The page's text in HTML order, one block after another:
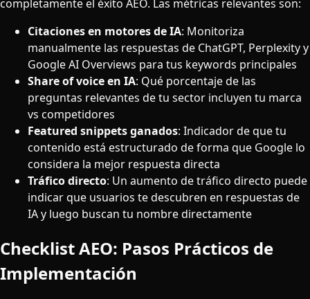
completamente el éxito AEO. Las métricas relevantes son:
Citaciones en motores de IA: Monitoriza
manualmente las respuestas de ChatGPT, Perplexity y
Google AI Overviews para tus keywords principales
Share of voice en IA: Qué porcentaje de las
preguntas relevantes de tu sector incluyen tu marca
vs competidores
Featured snippets ganados: Indicador de que tu
contenido está estructurado de forma que Google lo
considera la mejor respuesta directa
Tráfico directo: Un aumento de tráfico directo puede
indicar que usuarios te descubren en respuestas de
IA y luego buscan tu nombre directamente
Checklist AEO: Pasos Prácticos de
Implementación